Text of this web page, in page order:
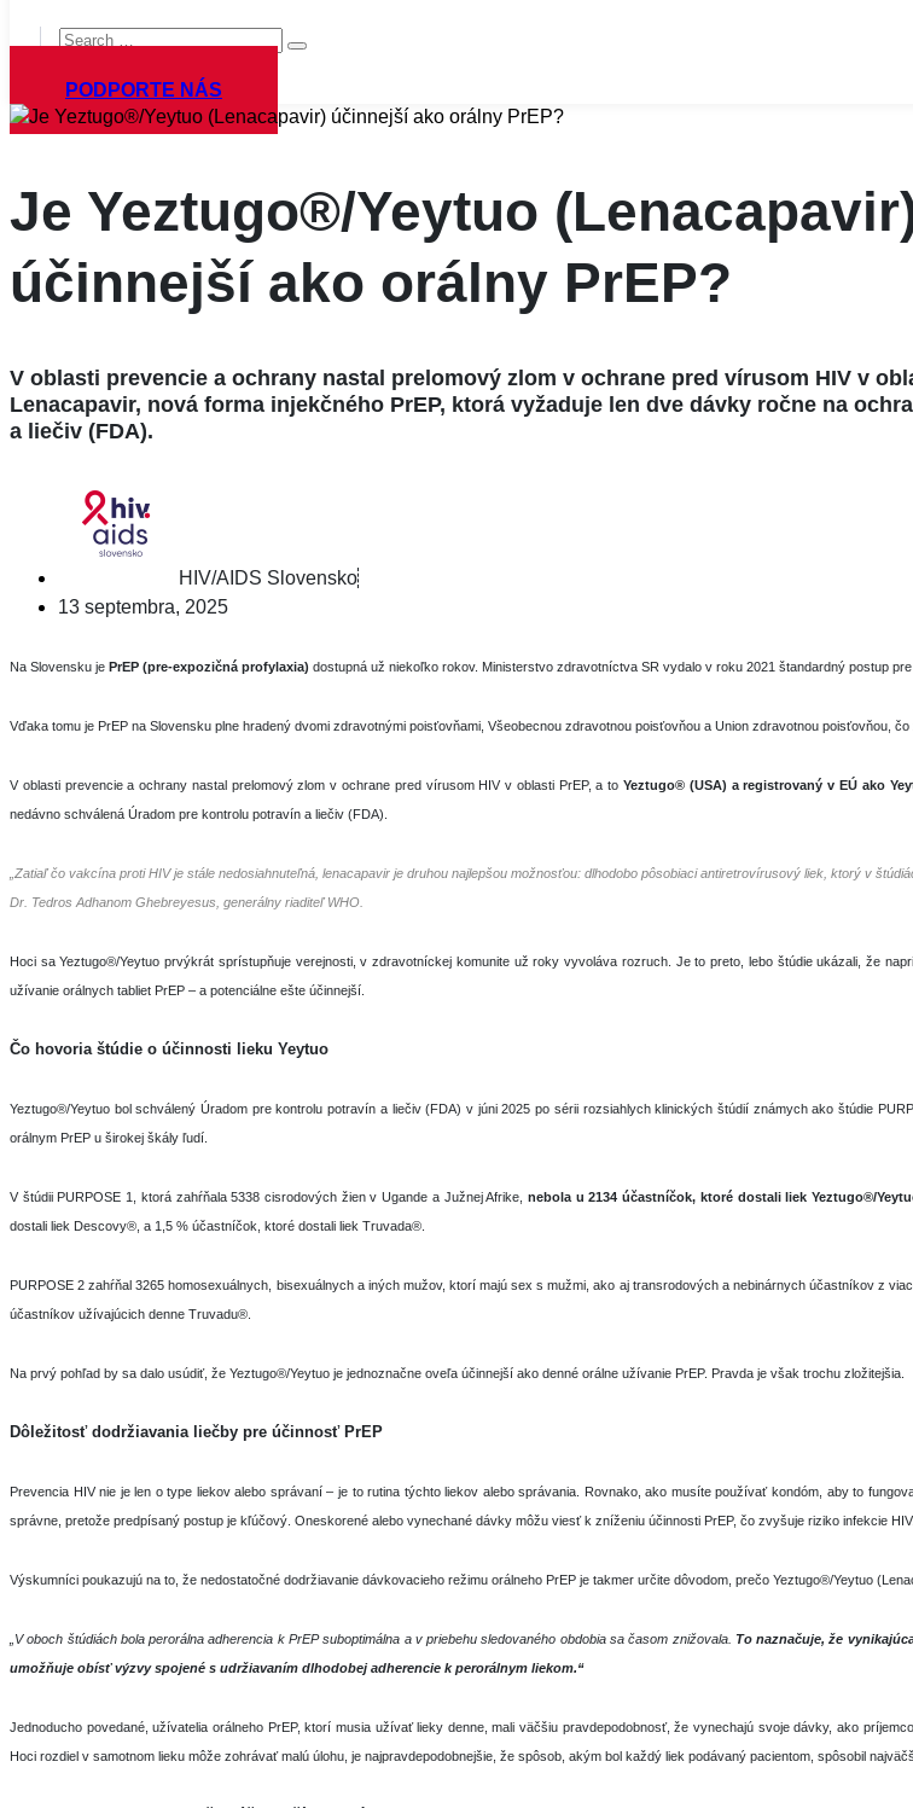
PODPORTE NÁS
Je Yeztugo®/Yeytuo
účinnejší ako orálny PrEP?
V oblasti prevencie a ochrany nastal prelomový zlom v ochrane pred vírusom HIV v
Lenacapavir, nová forma injekčného PrEP, ktorá vyžaduje len dve dávky ročne na
a liečiv (FDA).
HIV/AIDS Slovensko
13 septembra, 2025
Na Slovensku je PrEP (pre-expozičná profylaxia) dostupná už niekoľko rokov. Ministerstvo zdravotníctva SR vydalo v roku 2021 štandardný postup
Vďaka tomu je PrEP na Slovensku plne hradený dvomi zdravotnými poisťovňami, Všeobecnou zdravotnou poisťovňou a Union zdravotnou poisťovňou,
V oblasti prevencie a ochrany nastal prelomový zlom v ochrane pred vírusom HIV v oblasti PrEP, a toYeztugo® (USA) a registrovaný v EÚ ako
nedávno schválená Úradom pre kontrolu potravín a liečiv (FDA).
„Zatiaľ čo vakcína proti HIV je stále nedosiahnuteľná, lenacapavir je druhou najlepšou možnosťou: dlhodobo pôsobiaci antiretrovírusový liek, ktorý v
Dr. Tedros Adhanom Ghebreyesus, generálny riaditeľ WHO.
Hoci sa Yeztugo®/Yeytuo prvýkrát sprístupňuje verejnosti, v zdravotníckej komunite už roky vyvoláva rozruch. Je to preto, lebo štúdie ukázali, že
užívanie orálnych tabliet PrEP – a potenciálne ešte účinnejší.
‍Čo hovoria štúdie o účinnosti lieku Yeytuo
Yeztugo®/Yeytuo bol schválený Úradom pre kontrolu potravín a liečiv (FDA) v júni 2025 po sérii rozsiahlych klinických štúdií známych ako štúdie
orálnym PrEP u širokej škály ľudí.
V štúdii PURPOSE 1, ktorá zahŕňala 5338 cisrodových žien v Ugande a Južnej Afrike, nebola u 2134 účastníčok, ktoré dostali liek Yeztugo®/
dostali liek Descovy®, a 1,5 % účastníčok, ktoré dostali liek Truvada®.
PURPOSE 2 zahŕňal 3265 homosexuálnych, bisexuálnych a iných mužov, ktorí majú sex s mužmi, ako aj transrodových a nebinárnych účastníkov z
účastníkov užívajúcich denne Truvadu®.
Na prvý pohľad by sa dalo usúdiť, že Yeztugo®/Yeytuo je jednoznačne oveľa účinnejší ako denné orálne užívanie PrEP. Pravda je však trochu zložitejšia.
Dôležitosť dodržiavania liečby pre účinnosť PrEP
Prevencia HIV nie je len o type liekov alebo správaní – je to rutina týchto liekov alebo správania. Rovnako, ako musíte používať kondóm, aby to
správne, pretože predpísaný postup je kľúčový. Oneskorené alebo vynechané dávky môžu viesť k zníženiu účinnosti PrEP, čo zvyšuje riziko infekcie HIV.
Výskumníci poukazujú na to, že nedostatočné dodržiavanie dávkovacieho režimu orálneho PrEP je takmer určite dôvodom, prečo Yeztugo®/Yeytuo
„V oboch štúdiách bola perorálna adherencia k PrEP suboptimálna a v priebehu sledovaného obdobia sa časom znižovala. To naznačuje, že
umožňuje obísť výzvy spojené s udržiavaním dlhodobej adherencie k perorálnym liekom.“
Jednoducho povedané, užívatelia orálneho PrEP, ktorí musia užívať lieky denne, mali väčšiu pravdepodobnosť, že vynechajú svoje dávky, ako
Hoci rozdiel v samotnom lieku môže zohrávať malú úlohu, je najpravdepodobnejšie, že spôsob, akým bol každý liek podávaný pacientom, spôsobil